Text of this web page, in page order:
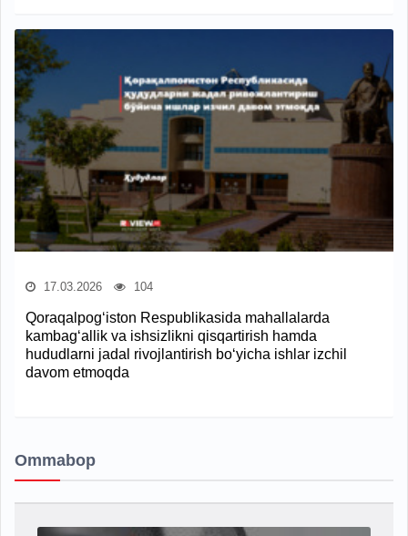
17.03.2026 104
Qoraqalpog‘iston Respublikasida mahallalarda
kambag‘allik va ishsizlikni qisqartirish hamda
hududlarni jadal rivojlantirish bo‘yicha ishlar izchil
davom etmoqda
Ommabop